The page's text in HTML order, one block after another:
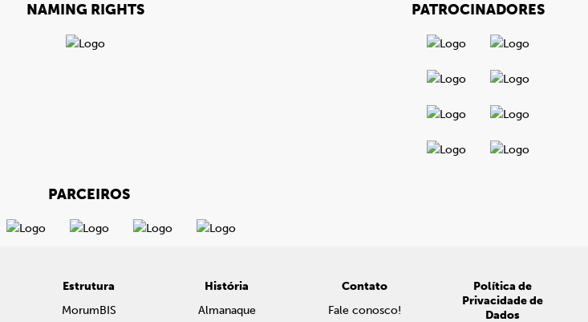
NAMING RIGHTS PATROCINADORES
PARCEIROS
Estrutura
MorumBIS
História
Almanaque
Contato
Fale conosco!
Política de
Privacidade de
Dados